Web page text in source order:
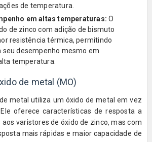
de temperatura.
em altas temperaturas: O
de zinco com adição de bismuto
resistência térmica, permitindo
seu desempenho mesmo em
temperatura.
de metal (MO)
metal utiliza um óxido de metal em vez
oferece características de resposta a
varistores de óxido de zinco, mas com
mais rápidas e maior capacidade de